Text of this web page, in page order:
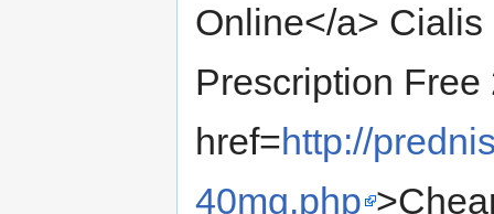
Online</a>
Prescription
href=http://
40mg.php